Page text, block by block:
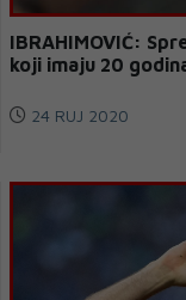
IBRAHIMOVIĆ:
koji imaju 20
24 RUJ 2020